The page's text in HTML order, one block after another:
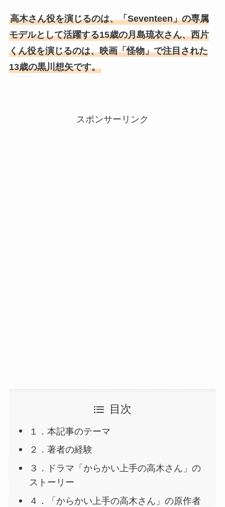
高木さん役を演じるのは、「Seventeen」の専属
モデルとして活躍する15歳の月島琉衣さん、西片
くん役を演じるのは、映画「怪物」で注目された
13歳の黒川想矢です。
スポンサーリンク
目次
１．本記事のテーマ
２．著者の経験
３．ドラマ「からかい上手の高木さん」の
ストーリー
４．「からかい上手の高木さん」の原作者